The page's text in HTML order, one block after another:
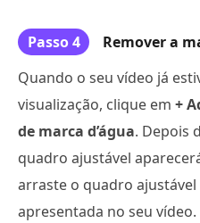
Passo 4
Remover a
Quando o seu vídeo já
visualização, clique em +
de marca d’água. Depois
quadro ajustável
arraste o quadro
apresentada no seu